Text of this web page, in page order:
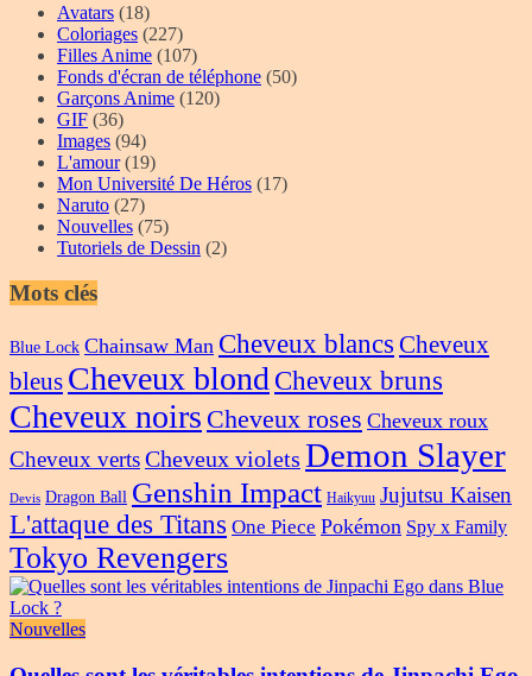
Avatars (18)
Coloriages (227)
Filles Anime (107)
Fonds d'écran de téléphone (50)
Garçons Anime (120)
GIF (36)
Images (94)
L'amour(19)
Mon Université De Héros (17)
Naruto (27)
Nouvelles (75)
Tutoriels de Dessin (2)
Mots clés
Blue Lock Chainsaw Man Cheveux blancs Cheveux
bleus Cheveux blond Cheveux bruns
Cheveux noirs Cheveux roses Cheveux roux
Cheveux vertsCheveux violets Demon Slayer
Devis Dragon Ball Genshin Impact Haikyuu Jujutsu Kaisen
L'attaque des Titans One Piece Pokémon Spy x Family
Tokyo Revengers
Nouvelles